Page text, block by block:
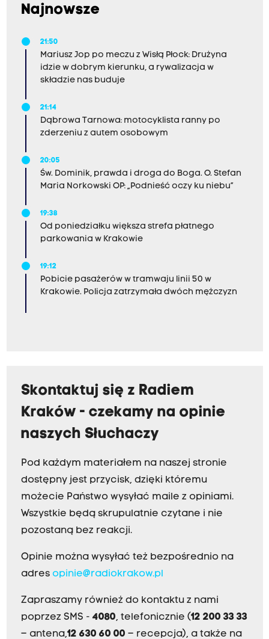
Najnowsze
21:50
Mariusz Jop po meczu z Wisłą Płock: Drużyna
idzie w dobrym kierunku, a rywalizacja w
składzie nas buduje
21:14
Dąbrowa Tarnowa: motocyklista ranny po
zderzeniu z autem osobowym
20:05
Św. Dominik, prawda i droga do Boga. O. Stefan
Maria Norkowski OP: „Podnieść oczy ku niebu”
19:38
Od poniedziałku większa strefa płatnego
parkowania w Krakowie
19:12
Pobicie pasażerów w tramwaju linii 50 w
Krakowie. Policja zatrzymała dwóch mężczyzn
Skontaktuj się z Radiem
Kraków - czekamy na opinie
naszych Słuchaczy
Pod każdym materiałem na naszej stronie
dostępny jest przycisk, dzięki któremu
możecie Państwo wysyłać maile z opiniami.
Wszystkie będą skrupulatnie czytane i nie
pozostaną bez reakcji.
Opinie można wysyłać też bezpośrednio na
adres opinie@radiokrakow.pl
Zapraszamy również do kontaktu z nami
poprzez SMS - 4080, telefonicznie (12 200 33 33
– antena,12 630 60 00 – recepcja), a także na